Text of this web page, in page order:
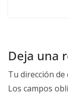
Deja una
Tu dirección
Los campos